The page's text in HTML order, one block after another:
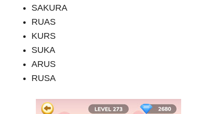
SAKURA
RUAS
KURS
SUKA
ARUS
RUSA